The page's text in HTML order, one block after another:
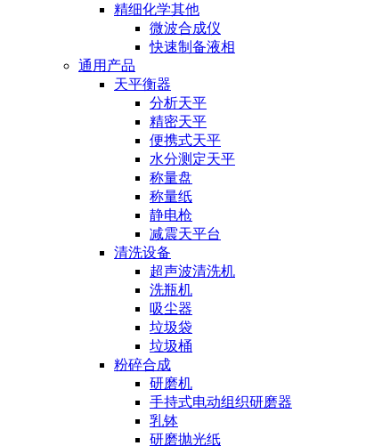
精细化学其他
微波合成仪
快速制备液相
通用产品
天平衡器
分析天平
精密天平
便携式天平
水分测定天平
称量盘
称量纸
静电枪
减震天平台
清洗设备
超声波清洗机
洗瓶机
吸尘器
垃圾袋
垃圾桶
粉碎合成
研磨机
手持式电动组织研磨器
乳钵
研磨抛光纸